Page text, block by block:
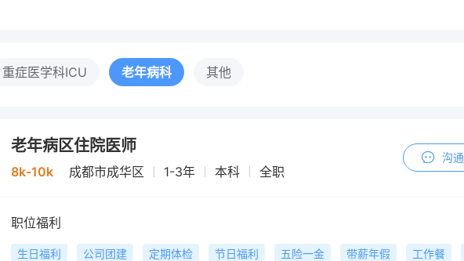
重症医学科ICU 老年病科 其他
老年病区住院医师
8k-10k 成都市成华区 1-3年 本科 全职
沟通
职位福利
生日福利 公司团建 定期体检 节日福利 五险一金 带薪年假 工作餐